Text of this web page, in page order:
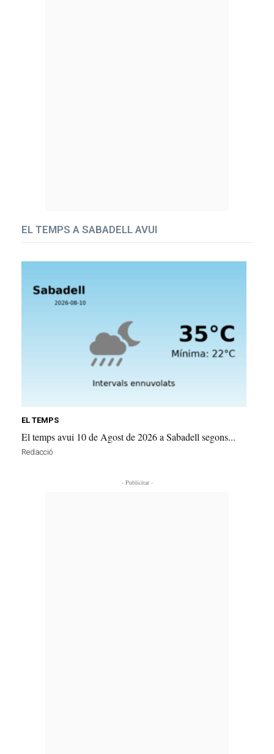
EL TEMPS A SABADELL AVUI
EL TEMPS
El temps avui 10 de Agost de 2026 a Sabadell segons...
Redacció
- Publicitat -